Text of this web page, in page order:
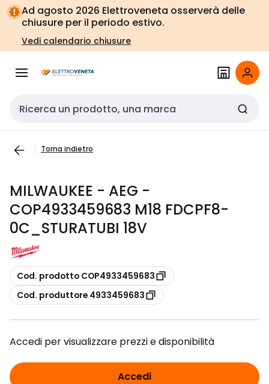
Vai alla
navigazione
Vai
alla
pagina
Ad agosto 2026 Elettroveneta osserverà delle
chiusure per il periodo estivo.
Vedi calendario chiusure
Cerca input
Torna indietro
MILWAUKEE - AEG -
COP4933459683 M18 FDCPF8-
0C_STURATUBI 18V
copia
Cod. prodotto COP4933459683
copia
Cod. produttore 4933459683
Accedi per visualizzare prezzi e disponibilità
Accedi